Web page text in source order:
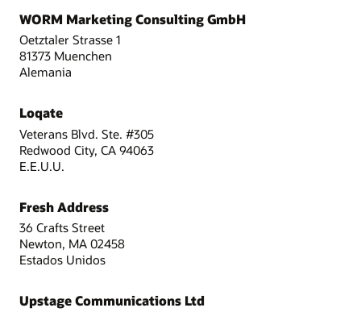
WORM Marketing Consulting GmbH
Oetztaler Strasse 1
81373 Muenchen
Alemania
Loqate
Veterans Blvd. Ste. #305
Redwood City, CA 94063
E.E.U.U.
Fresh Address
36 Crafts Street
Newton, MA 02458
Estados Unidos
Upstage Communications Ltd